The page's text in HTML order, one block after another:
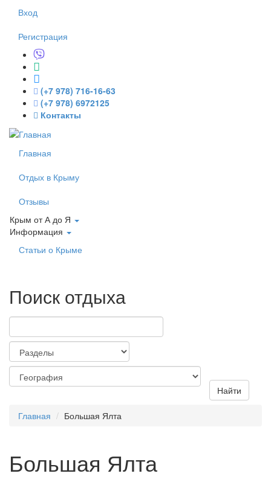
Вход
Регистрация
(+7 978) 716-16-63
(+7 978) 6972125
Контакты
Главная
Отдых в Крыму
Отзывы
Крым от А до Я
Информация
Статьи о Крыме
Поиск отдыха
Найти
Главная Большая Ялта
Большая Ялта